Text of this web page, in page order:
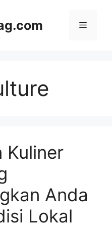
Menu
Kuliner
Anda
Lokal